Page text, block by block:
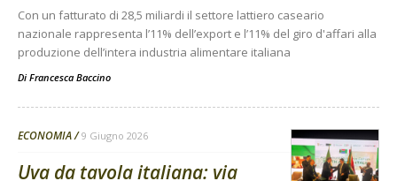
Con un fatturato di 28,5 miliardi il settore lattiero caseario
nazionale rappresenta l’11% dell’export e l’11% del giro d'affari alla
produzione dell’intera industria alimentare italiana
Di Francesca Baccino
ECONOMIA 9 Giugno 2026
Uva da tavola italiana: via